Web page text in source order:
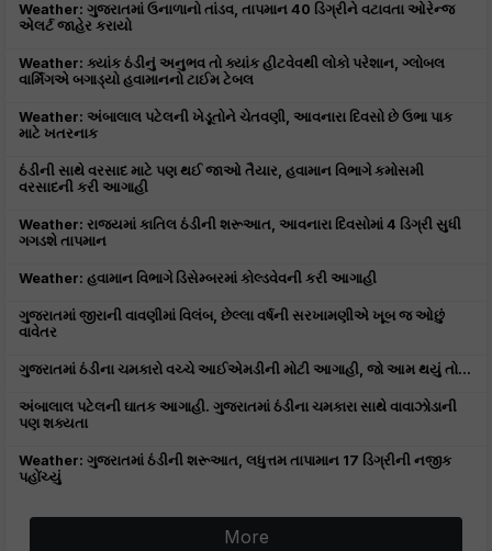
Weather: ગુજરાતમાં ઉનાળાનો તાંડવ, તાપમાન 40 ડિગ્રીને વટાવતા ઓરેન્જ
એલર્ટ જાહેર કરાયો
Weather: ક્યાંક ઠંડીનું અનુભવ તો ક્યાંક હીટવેવથી લોકો પરેશાન, ગ્લોબલ
વાર્મિંગએ બગાડ્યો હવામાનનો ટાઈમ ટેબલ
Weather: અંબાલાલ પટેલની ખેડૂતોને ચેતવણી, આવનારા દિવસો છે ઉભા પાક
માટે ખતરનાક
ઠંડીની સાથે વરસાદ માટે પણ થઈ જાઓ તૈયાર, હવામાન વિભાગે કમોસમી
વરસાદની કરી આગાહી
Weather: રાજ્યમાં કાતિલ ઠંડીની શરૂઆત, આવનારા દિવસોમાં 4 ડિગ્રી સુધી
ગગડશે તાપમાન
Weather: હવામાન વિભાગે ડિસેમ્બરમાં કોલ્ડવેવની કરી આગાહી
ગુજરાતમાં જીરાની વાવણીમાં વિલંબ, છેલ્લા વર્ષની સરખામણીએ ખૂબ જ ઓછું
વાવેતર
ગુજરાતમાં ઠંડીના ચમકારો વચ્ચે આઈએમડીની મોટી આગાહી, જો આમ થયું તો...
અંબાલાલ પટેલની ઘાતક આગાહી. ગુજરાતમાં ઠંડીના ચમકારા સાથે વાવાઝોડાની
પણ શક્યતા
Weather: ગુજરાતમાં ઠંડીની શરૂઆત, લધુત્તમ તાપામાન 17 ડિગ્રીની નજીક
પહોંચ્યું
More